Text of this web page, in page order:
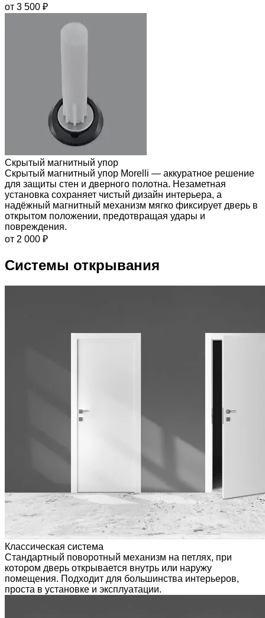
от 3 500 ₽
Скрытый магнитный упор
Скрытый магнитный упор Morelli — аккуратное решение
для защиты стен и дверного полотна. Незаметная
установка сохраняет чистый дизайн интерьера, а
надёжный магнитный механизм мягко фиксирует дверь в
открытом положении, предотвращая удары и
повреждения.
от 2 000 ₽
Системы открывания
Классическая система
Стандартный поворотный механизм на петлях, при
котором дверь открывается внутрь или наружу
помещения. Подходит для большинства интерьеров,
проста в установке и эксплуатации.